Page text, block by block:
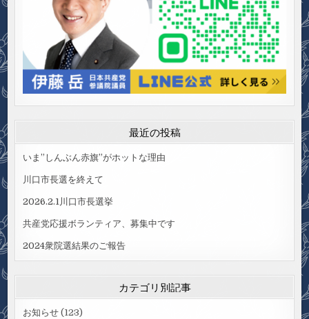
最近の投稿
いま”しんぶん赤旗”がホットな理由
川口市長選を終えて
2026.2.1川口市長選挙
共産党応援ボランティア、募集中です
2024衆院選結果のご報告
カテゴリ別記事
お知らせ (123)